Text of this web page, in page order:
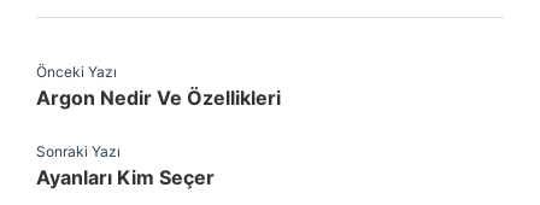
Önceki Yazı
Argon Nedir Ve Özellikleri
Sonraki Yazı
Ayanları Kim Seçer